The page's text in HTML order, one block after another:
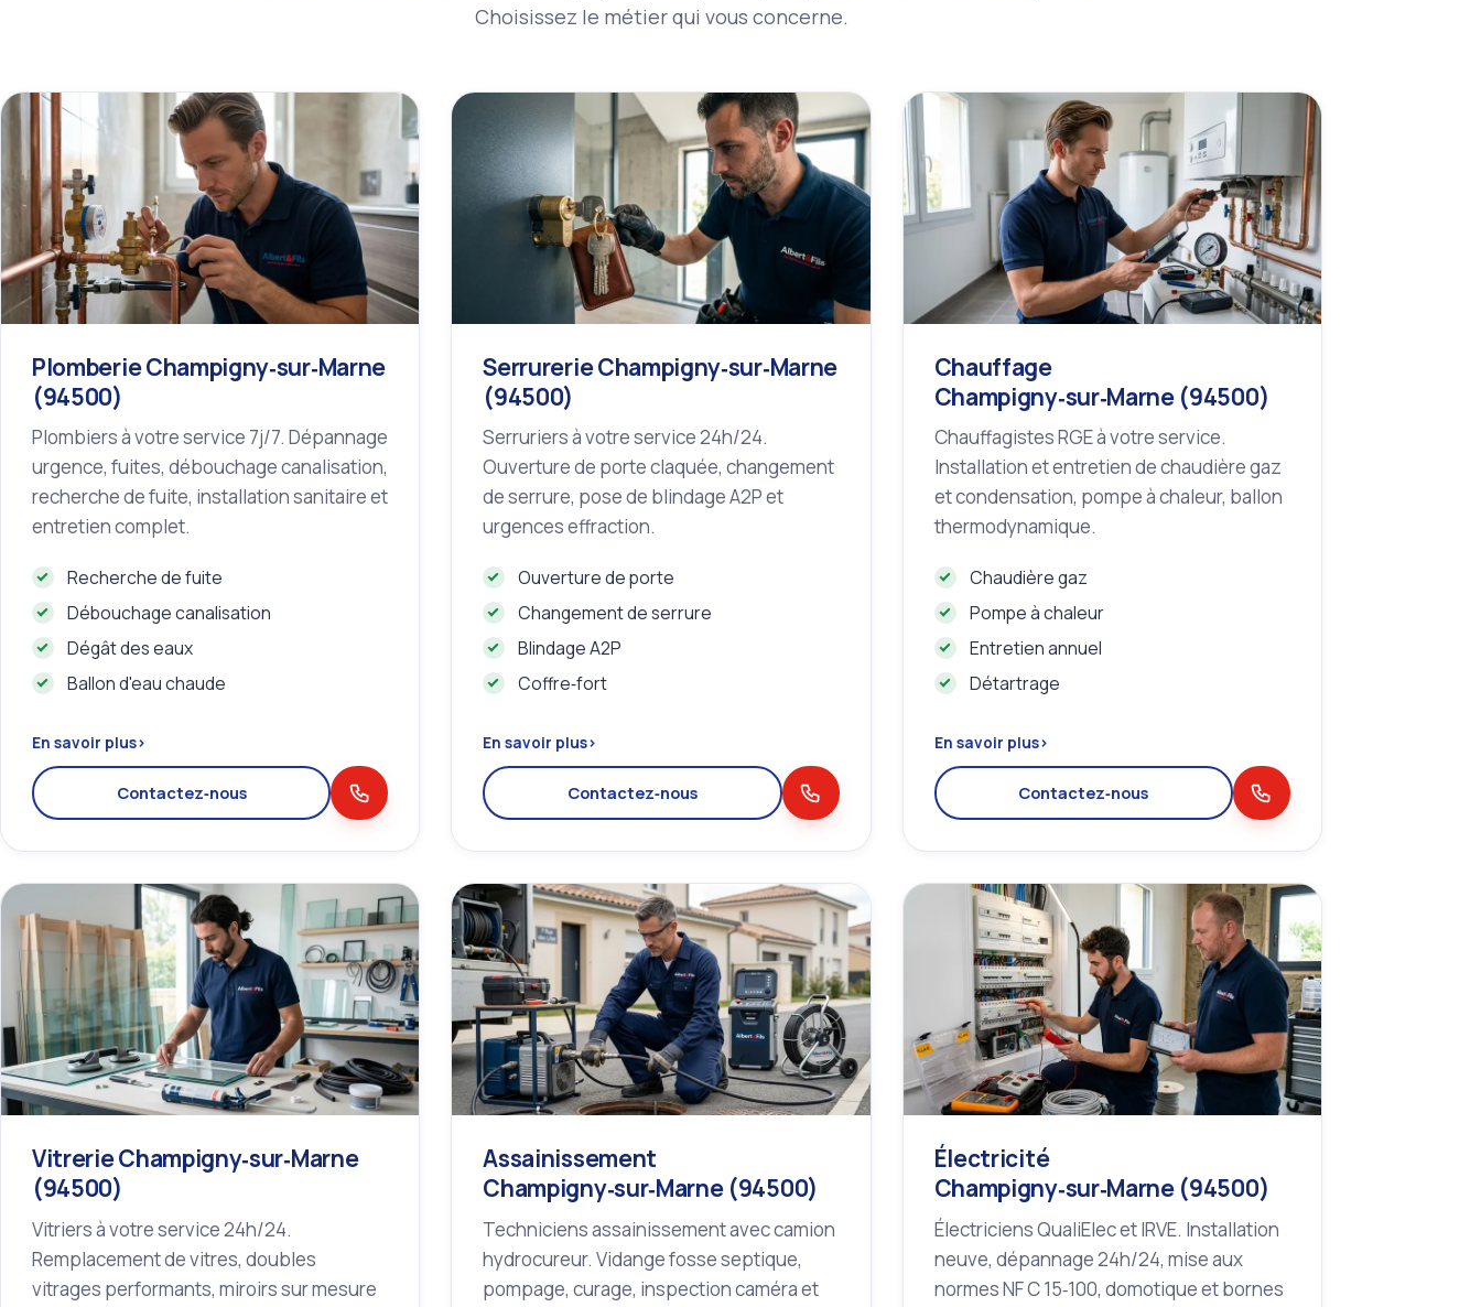
Choisissez le métier qui vous concerne.
Plomberie Champigny‑sur‑Marne
(94500)
Plombiers à votre service 7j/7. Dépannage
urgence, fuites, débouchage canalisation,
recherche de fuite, installation sanitaire et
entretien complet.
Recherche de fuite
Débouchage canalisation
Dégât des eaux
Ballon d'eau chaude
En savoir plus›
Contactez‑nous
Serrurerie Champigny‑sur‑Marne
(94500)
Serruriers à votre service 24h/24.
Ouverture de porte claquée, changement
de serrure, pose de blindage A2P et
urgences effraction.
Ouverture de porte
Changement de serrure
Blindage A2P
Coffre‑fort
En savoir plus›
Contactez‑nous
Chauffage
Champigny‑sur‑Marne (94500)
Chauffagistes RGE à votre service.
Installation et entretien de chaudière gaz
et condensation, pompe à chaleur, ballon
thermodynamique.
Chaudière gaz
Pompe à chaleur
Entretien annuel
Détartrage
En savoir plus›
Contactez‑nous
Vitrerie Champigny‑sur‑Marne
(94500)
Vitriers à votre service 24h/24.
Remplacement de vitres, doubles
vitrages performants, miroirs sur mesure
Assainissement
Champigny‑sur‑Marne (94500)
Techniciens assainissement avec camion
hydrocureur. Vidange fosse septique,
pompage, curage, inspection caméra et
Électricité
Champigny‑sur‑Marne (94500)
Électriciens QualiElec et IRVE. Installation
neuve, dépannage 24h/24, mise aux
normes NF C 15‑100, domotique et bornes